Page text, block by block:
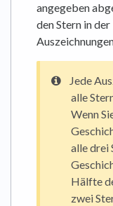
angegeben
den Stern in
Jede
alle
Wenn
alle drei
Hälfte
zwei